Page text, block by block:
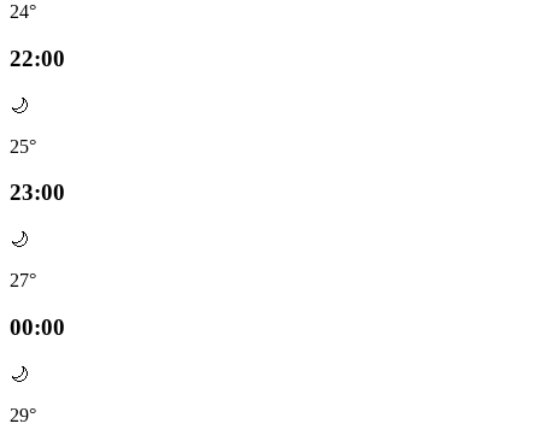
24°
22:00
🌙
25°
23:00
🌙
27°
00:00
🌙
29°